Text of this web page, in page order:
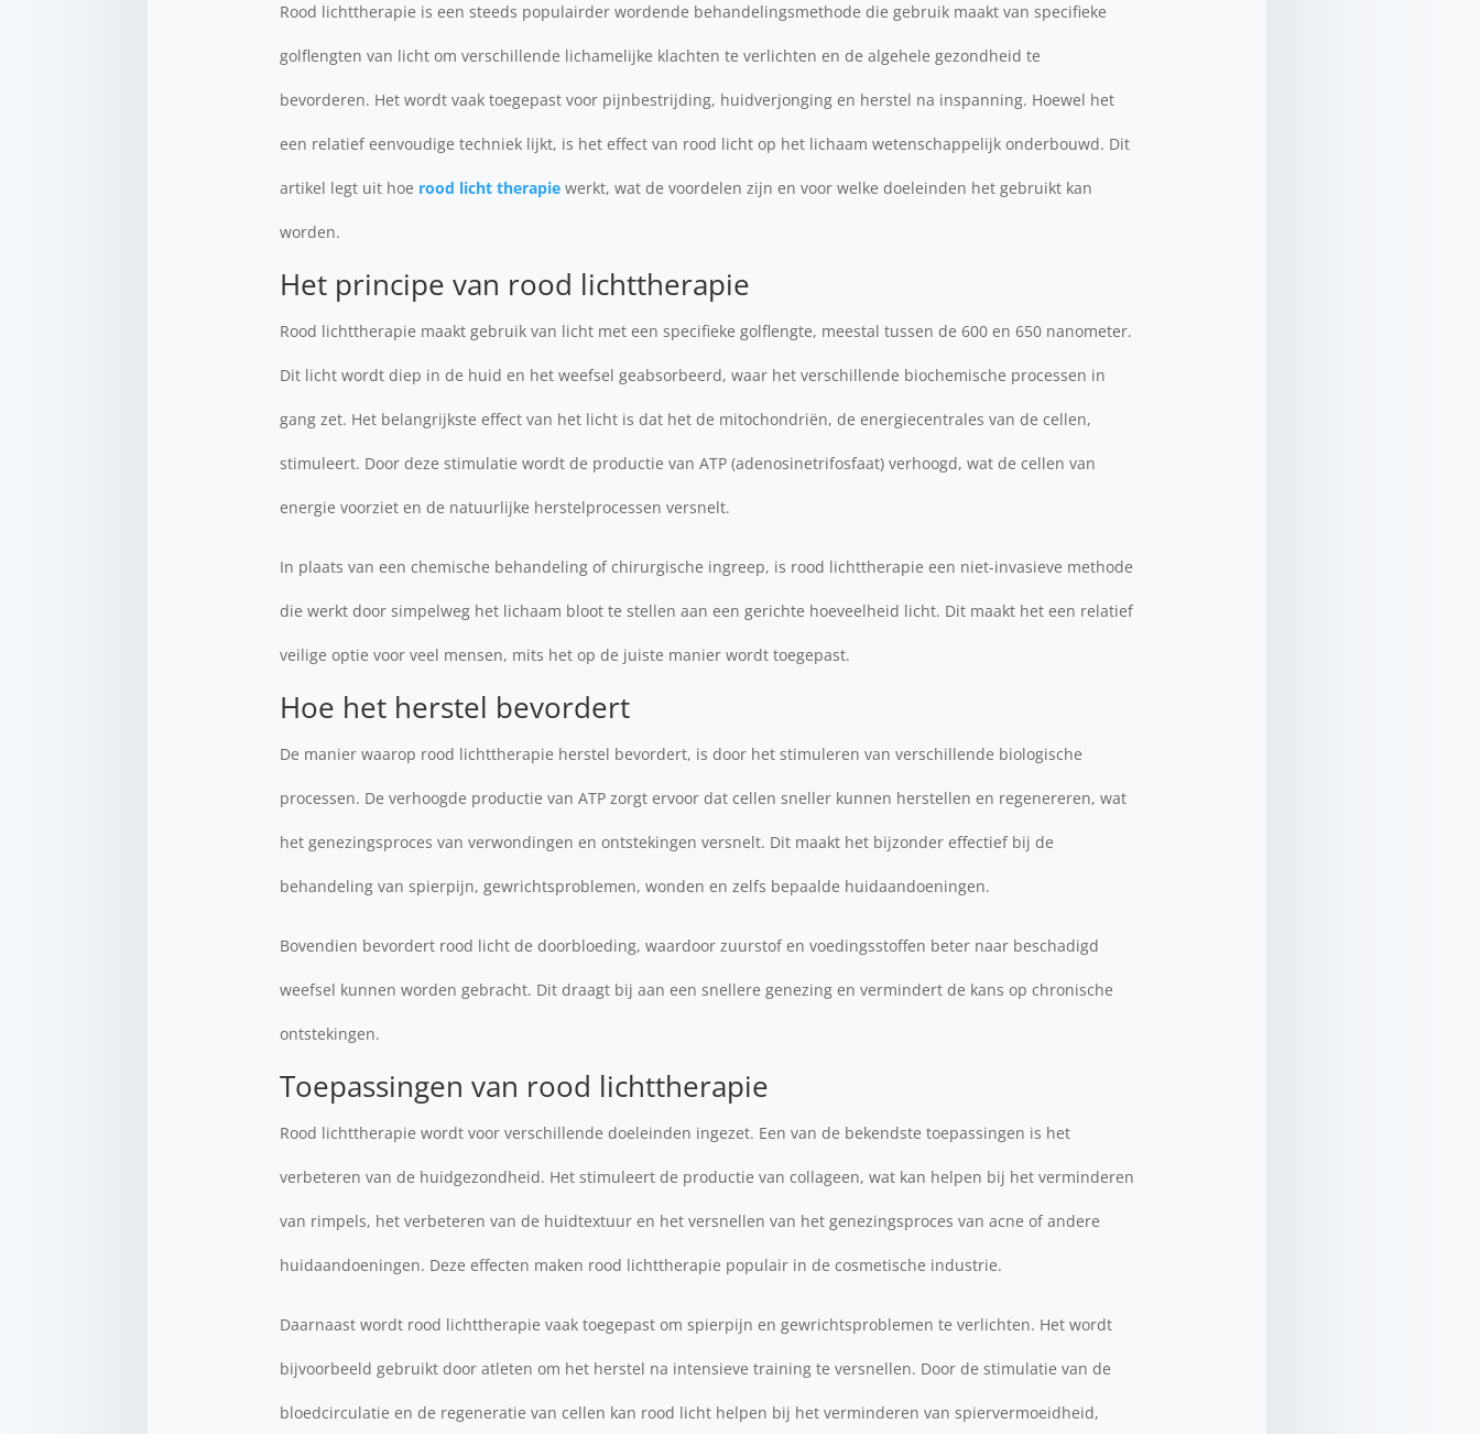
Rood lichttherapie is een steeds populairder wordende behandelingsmethode die gebruik maakt van specifieke
golflengten van licht om verschillende lichamelijke klachten te verlichten en de algehele gezondheid te
bevorderen. Het wordt vaak toegepast voor pijnbestrijding, huidverjonging en herstel na inspanning. Hoewel het
een relatief eenvoudige techniek lijkt, is het effect van rood licht op het lichaam wetenschappelijk onderbouwd. Dit
artikel legt uit hoe rood licht therapie werkt, wat de voordelen zijn en voor welke doeleinden het gebruikt kan
worden.
Het principe van rood lichttherapie
Rood lichttherapie maakt gebruik van licht met een specifieke golflengte, meestal tussen de 600 en 650 nanometer.
Dit licht wordt diep in de huid en het weefsel geabsorbeerd, waar het verschillende biochemische processen in
gang zet. Het belangrijkste effect van het licht is dat het de mitochondriën, de energiecentrales van de cellen,
stimuleert. Door deze stimulatie wordt de productie van ATP (adenosinetrifosfaat) verhoogd, wat de cellen van
energie voorziet en de natuurlijke herstelprocessen versnelt.
In plaats van een chemische behandeling of chirurgische ingreep, is rood lichttherapie een niet-invasieve methode
die werkt door simpelweg het lichaam bloot te stellen aan een gerichte hoeveelheid licht. Dit maakt het een relatief
veilige optie voor veel mensen, mits het op de juiste manier wordt toegepast.
Hoe het herstel bevordert
De manier waarop rood lichttherapie herstel bevordert, is door het stimuleren van verschillende biologische
processen. De verhoogde productie van ATP zorgt ervoor dat cellen sneller kunnen herstellen en regenereren, wat
het genezingsproces van verwondingen en ontstekingen versnelt. Dit maakt het bijzonder effectief bij de
behandeling van spierpijn, gewrichtsproblemen, wonden en zelfs bepaalde huidaandoeningen.
Bovendien bevordert rood licht de doorbloeding, waardoor zuurstof en voedingsstoffen beter naar beschadigd
weefsel kunnen worden gebracht. Dit draagt bij aan een snellere genezing en vermindert de kans op chronische
ontstekingen.
Toepassingen van rood lichttherapie
Rood lichttherapie wordt voor verschillende doeleinden ingezet. Een van de bekendste toepassingen is het
verbeteren van de huidgezondheid. Het stimuleert de productie van collageen, wat kan helpen bij het verminderen
van rimpels, het verbeteren van de huidtextuur en het versnellen van het genezingsproces van acne of andere
huidaandoeningen. Deze effecten maken rood lichttherapie populair in de cosmetische industrie.
Daarnaast wordt rood lichttherapie vaak toegepast om spierpijn en gewrichtsproblemen te verlichten. Het wordt
bijvoorbeeld gebruikt door atleten om het herstel na intensieve training te versnellen. Door de stimulatie van de
bloedcirculatie en de regeneratie van cellen kan rood licht helpen bij het verminderen van spiervermoeidheid,